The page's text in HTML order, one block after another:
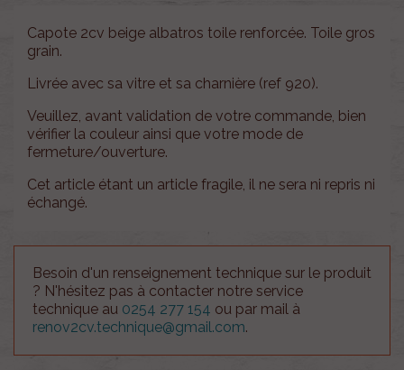
Capote 2cv beige albatros toile renforcée. Toile gros
grain.
Livrée avec sa vitre et sa charnière (ref 920).
Veuillez, avant validation de votre commande, bien
vérifier la couleur ainsi que votre mode de
fermeture/ouverture.
Cet article étant un article fragile, il ne sera ni repris ni
échangé.
Besoin d'un renseignement technique sur le produit
? N'hésitez pas à contacter notre service
technique au 0254 277 154 ou par mail à
renov2cv.technique@gmail.com.